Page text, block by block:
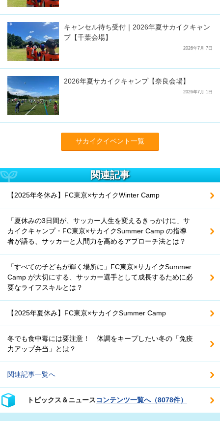
キャンセル待ち受付｜2026年夏サカイクキャン
プ【千葉会場】
2026年7月 7日
2026年夏サカイクキャンプ【奈良会場】
2026年7月 1日
サカイクイベント一覧
関連記事
【2025年冬休み】FC東京×サカイクWinter Camp
「夏休みの3日間が、サッカー人生を変えるきっかけに」サ
カイクキャンプ・FC東京×サカイクSummer Camp の指導
者が語る、サッカーと人間力を高めるアプローチ法とは？
「すべての子どもが輝く場所に」FC東京×サカイクSummer
Camp が大切にする、サッカー選手として成長するために必
要なライフスキルとは？
【2025年夏休み】FC東京×サカイクSummer Camp
冬でも食中毒には要注意！ 体調をキープしたい冬の「免疫
力アップ弁当」とは？
関連記事一覧へ
トピックス＆ニュースコンテンツ一覧へ（8078件）